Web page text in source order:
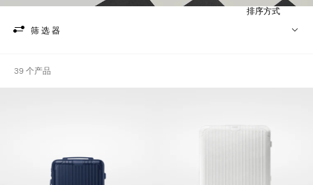
筛选器
排序方式
39 个产品